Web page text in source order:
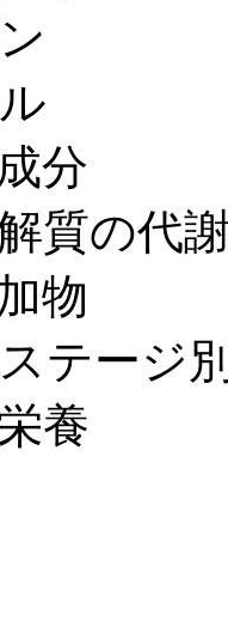
分
質の代
物
テージ
養